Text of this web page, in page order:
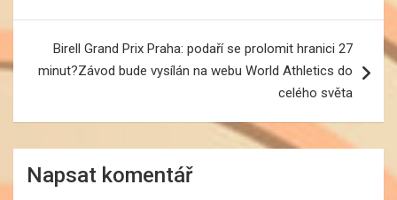
Birell Grand Prix Praha: podaří se prolomit hranici 27
minut?Závod bude vysílán na webu World Athletics do
celého světa
Napsat komentář